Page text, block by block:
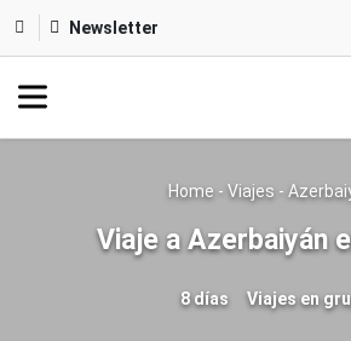
Newsletter
Home - Viajes -
Viaje a Azerbaiyán
8 días Viajes en